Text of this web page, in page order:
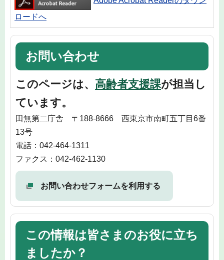
ロードへ
お問い合わせ
このページは、 高齢者支援課が担当し
ています。
田無第二庁舎 〒188-8666 西東京市南町五丁目6番
13号
電話：042-464-1311
ファクス：042-462-1130
お問い合わせフォームを利用する
この情報は皆さまのお役に立ち
ましたか？